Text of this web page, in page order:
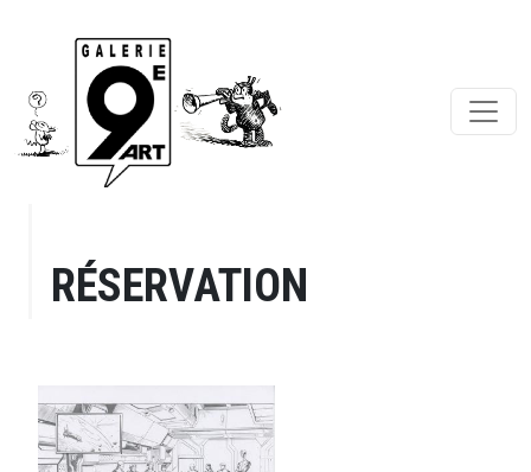
RÉSERVATION